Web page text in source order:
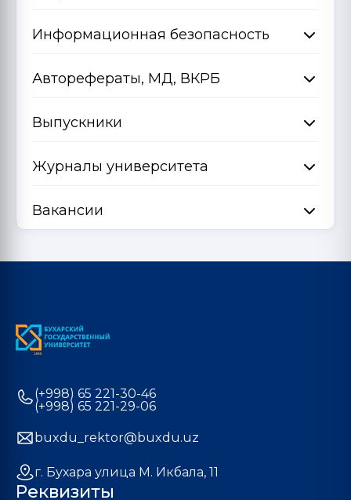
Информационная безопасность
Авторефераты, МД, ВКРБ
Выпускники
Журналы университета
Вакансии
(+998) 65 221-30-46
(+998) 65 221-29-06
buxdu_rektor@buxdu.uz
г. Бухара улица М. Икбала, 11
Реквизиты